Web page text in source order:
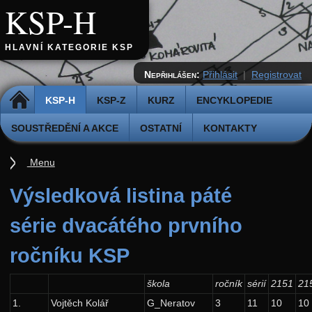
KSP-H
HLAVNÍ KATEGORIE KSP
DOMŮ KSP-H KSP-Z KURZ ENCYKLOPEDIE
SOUSTŘEDĚNÍ A AKCE OSTATNÍ KONTAKTY
Nepřihlášen: Přihlásit | Registrovat
Výsledková listina páté
série dvacátého prvního
ročníku KSP
škola ročník sérií 2151
1.
Vojtěch Kolář G_Neratov 3 11 10
10
Menu
Pravidla
Přihláška k řešení
Odevzdávátko
Archiv starších ročníků